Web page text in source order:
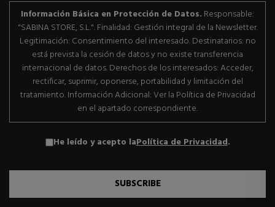
Información Básica en Protección de Datos. Responsable:
"SABINA STORE, S.L.". Finalidad: Gestión integral de la Newsletter.
Legitimación: Consentimiento del interesado. Destinatarios: no
está prevista la cesión de datos y no existe transferencia
internacional de datos. Derechos de los interesados: Acceder,
rectificar, suprimir, oponerse, portabilidad y limitación del
tratamiento. Información Adicional: Ver la Política de Privacidad
en el apartado correspondiente.
He leído y acepto laPolítica de Privacidad.
SUBSCRIBE